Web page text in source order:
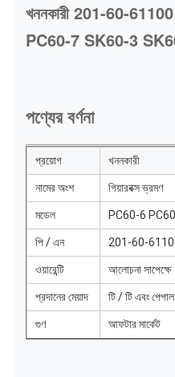
খননকারী 201-60-61100
PC60-7 SK60-3
পণ্যের বর্ণনা
প্রয়োগ খননকারী
নামের অংশ গিয়ারবক্স ভ্রমণ
মডেল PC60-6
পি / এন 201-60-
ওয়ারেন্টি আলোচনা সাপেক্ষে
প্রদানের মেয়াদ টি / টি এবং
গুণ আফটার মার্কেট